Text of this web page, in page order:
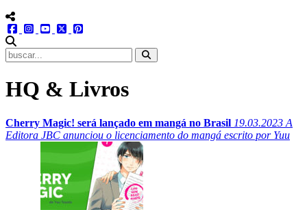
menu redes social
facebookinstagram
youtube
twitter
HQ & Livros
Cherry Magic! será lançado em mangá no Brasil 19.03.2023 A
Editora JBC anunciou o licenciamento do mangá escrito por Yuu